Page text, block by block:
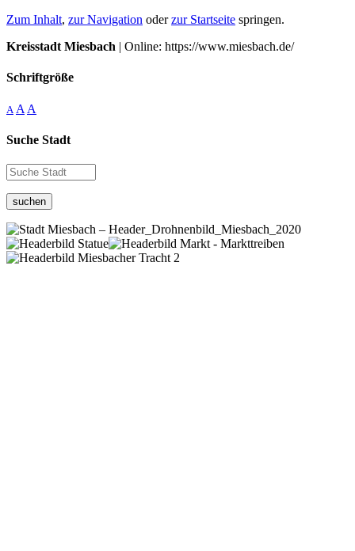
Zum Inhalt, zur Navigation oderzur Startseite springen.
Kreisstadt Miesbach | Online: https://www.miesbach.de/
Schriftgröße
A A A
Suche Stadt
suchen